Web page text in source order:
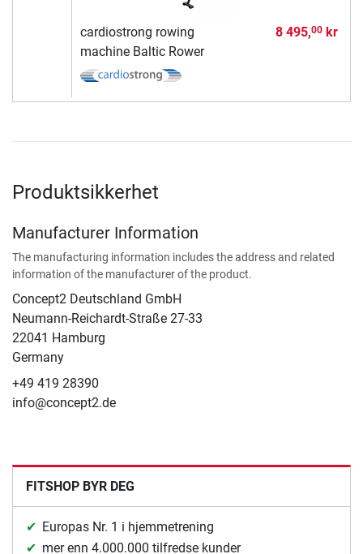
cardiostrong rowing
machine Baltic Rower
8 495,00kr
Produktsikkerhet
Manufacturer Information
The manufacturing information includes the address and related
information of the manufacturer of the product.
Concept2 Deutschland GmbH
Neumann-Reichardt-Straße 27-33
22041 Hamburg
Germany
+49 419 28390
info@concept2.de
FITSHOP BYR DEG
Europas Nr. 1 i hjemmetrening
mer enn 4.000.000 tilfredse kunder